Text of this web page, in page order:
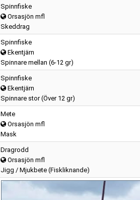
Spinnfiske
Orsasjön mfl
Skeddrag
Spinnfiske
Ekentjärn
Spinnare mellan (6-12 gr)
Spinnfiske
Ekentjärn
Spinnare stor (Över 12 gr)
Mete
Orsasjön mfl
Mask
Dragrodd
Orsasjön mfl
Jigg / Mjukbete (Fiskliknande)